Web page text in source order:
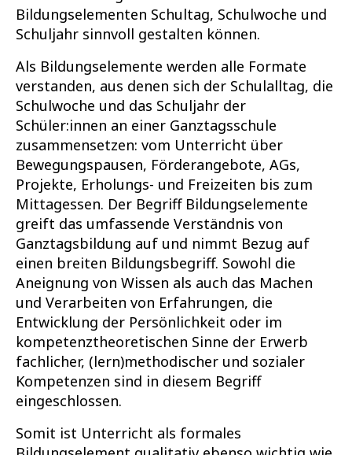
Bildungselementen Schultag, Schulwoche und
Schuljahr sinnvoll gestalten können.
Als Bildungselemente werden alle Formate
verstanden, aus denen sich der Schulalltag, die
Schulwoche und das Schuljahr der
Schüler:innen an einer Ganztagsschule
zusammensetzen: vom Unterricht über
Bewegungspausen, Förderangebote, AGs,
Projekte, Erholungs- und Freizeiten bis zum
Mittagessen. Der Begriff Bildungselemente
greift das umfassende Verständnis von
Ganztagsbildung auf und nimmt Bezug auf
einen breiten Bildungsbegriff. Sowohl die
Aneignung von Wissen als auch das Machen
und Verarbeiten von Erfahrungen, die
Entwicklung der Persönlichkeit oder im
kompetenztheoretischen Sinne der Erwerb
fachlicher, (lern)methodischer und sozialer
Kompetenzen sind in diesem Begriff
eingeschlossen.
Somit ist Unterricht als formales